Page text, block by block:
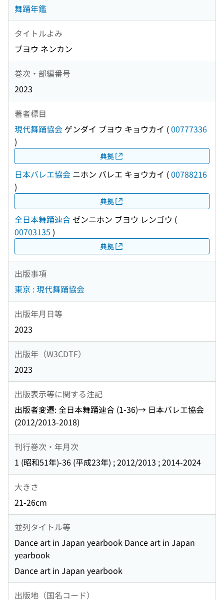
舞踊年鑑
タイトルよみ
ブヨウ ネンカン
巻次・部編番号
2023
著者標目
現代舞踊協会 ゲンダイ ブヨウ キョウカイ (00777336
)
典拠
日本バレエ協会 ニホン バレエ キョウカイ (00788216
)
典拠
全日本舞踊連合ゼンニホン ブヨウ レンゴウ (
00703135 )
典拠
出版事項
東京 : 現代舞踊協会
出版年月日等
2023
出版年（W3CDTF）
2023
出版表示等に関する注記
出版者変遷: 全日本舞踊連合 (1-36)→ 日本バレエ協会
(2012/2013-2018)
刊行巻次・年月次
1 (昭和51年)-36 (平成23年) ; 2012/2013 ; 2014-2024
大きさ
21-26cm
並列タイトル等
Dance art in Japan yearbook Dance art in Japan
yearbook
Dance art in Japan yearbook
出版地（国名コード）